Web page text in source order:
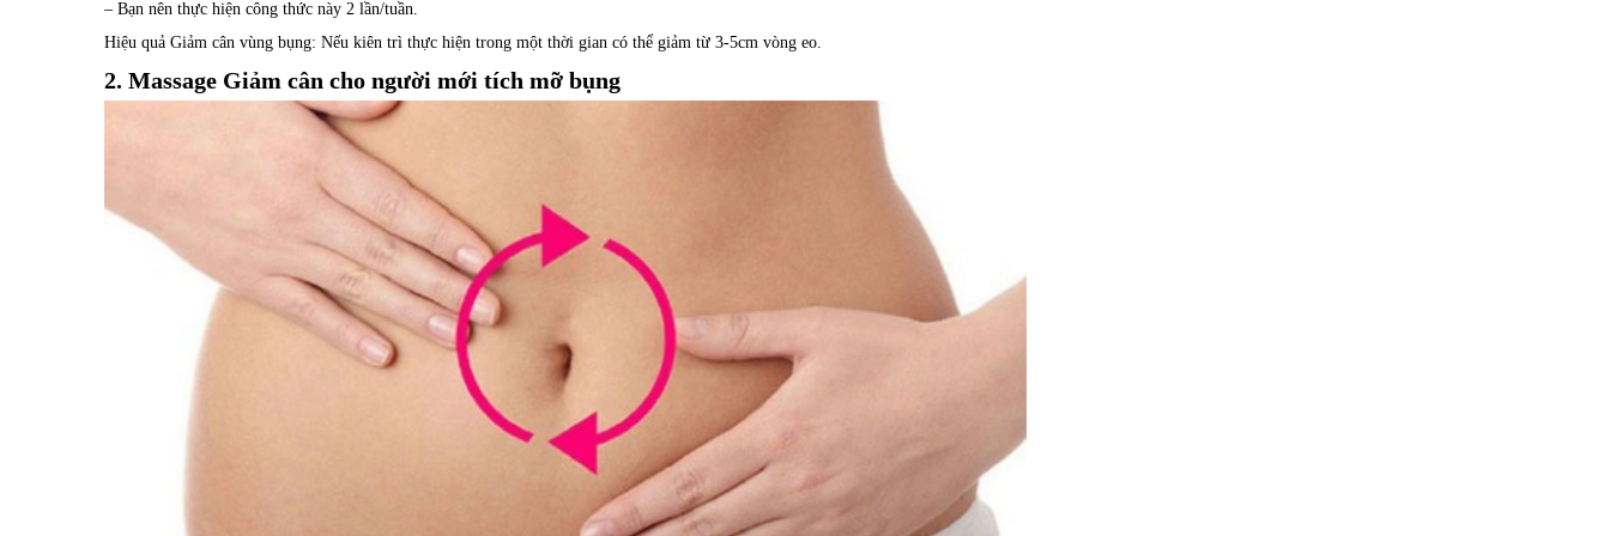
– Bạn nên thực hiện công thức này 2 lần/tuần.
Hiệu quả Giảm cân vùng bụng: Nếu kiên trì thực hiện trong một thời gian có thể giảm từ 3-5cm vòng eo.
2. Massage Giảm cân cho người mới tích mỡ bụng